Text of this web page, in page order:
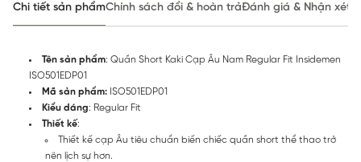
Chi tiết sản phẩmChính sách đổi & hoàn trảĐánh giá & Nhận xét
Tên sản phẩm: Quần Short Kaki Cạp Âu Nam Regular Fit Insidemen
ISO501EDP01
Mã sản phẩm: ISO501EDP01
Kiểu dáng: Regular Fit
Thiết kế:
Thiết kế cạp Âu tiêu chuẩn biến chiếc quần short thể thao trở
nên lịch sự hơn.